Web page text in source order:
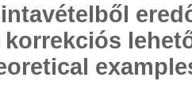
korrekciós